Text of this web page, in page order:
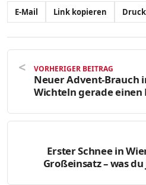
E-Mail Link kopieren
VORHERIGER BEITRAG
Neuer Advent-Brauch
Wichteln gerade einen
Erster Schnee in
Großeinsatz – was